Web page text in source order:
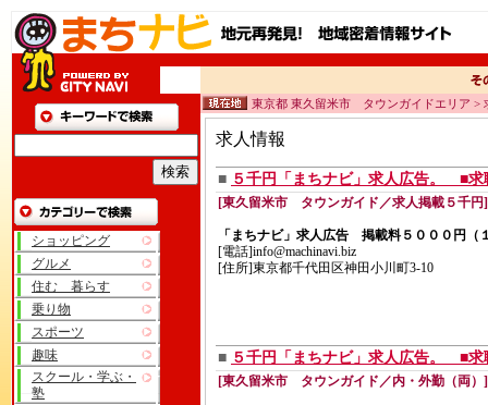
ショッピング
グルメ
住む 暮らす
乗り物
スポーツ
趣味
スクール・学ぶ・
塾
東京都 東久留米市 タウンガイドエリア >
求人情報
■ ５千円「まちナビ」求人広告。 ■求
[東久留米市 タウンガイド／求人掲載５千円]
「まちナビ」求人広告 掲載料５０００円（
[電話]info@machinavi.biz
[住所]東京都千代田区神田小川町3-10
■ ５千円「まちナビ」求人広告。 ■求
[東久留米市 タウンガイド／内・外勤（両）]